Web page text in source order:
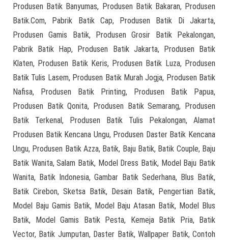
Produsen Batik Banyumas, Produsen Batik Bakaran, Produsen
Batik.Com, Pabrik Batik Cap, Produsen Batik Di Jakarta,
Produsen Gamis Batik, Produsen Grosir Batik Pekalongan,
Pabrik Batik Hap, Produsen Batik Jakarta, Produsen Batik
Klaten, Produsen Batik Keris, Produsen Batik Luza, Produsen
Batik Tulis Lasem, Produsen Batik Murah Jogja, Produsen Batik
Nafisa, Produsen Batik Printing, Produsen Batik Papua,
Produsen Batik Qonita, Produsen Batik Semarang, Produsen
Batik Terkenal, Produsen Batik Tulis Pekalongan, Alamat
Produsen Batik Kencana Ungu, Produsen Daster Batik Kencana
Ungu, Produsen Batik Azza, Batik, Baju Batik, Batik Couple, Baju
Batik Wanita, Salam Batik, Model Dress Batik, Model Baju Batik
Wanita, Batik Indonesia, Gambar Batik Sederhana, Blus Batik,
Batik Cirebon, Sketsa Batik, Desain Batik, Pengertian Batik,
Model Baju Gamis Batik, Model Baju Atasan Batik, Model Blus
Batik, Model Gamis Batik Pesta, Kemeja Batik Pria, Batik
Vector, Batik Jumputan, Daster Batik, Wallpaper Batik, Contoh